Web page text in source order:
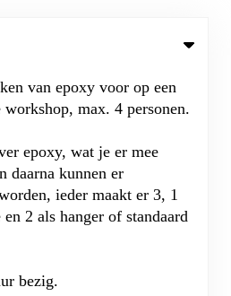
van epoxy voor op een
max. 4 personen.
epoxy, wat je er mee
daarna kunnen er
ieder maakt er 3, 1
2 als hanger of standaard
bezig.